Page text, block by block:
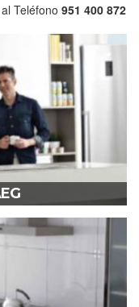
Teléfono 951 400 872